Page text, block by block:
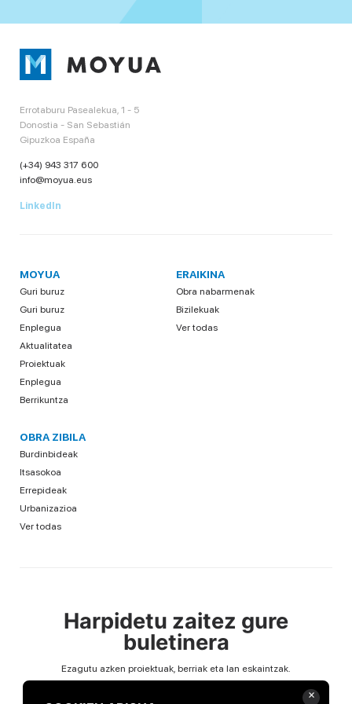
Errotaburu Pasealekua, 1 - 5
Donostia - San Sebastián
Gipuzkoa España
(+34) 943 317 600
info@moyua.eus
LinkedIn
MOYUA
Guri buruz
Guri buruz
Enplegua
Aktualitatea
Proiektuak
Enplegua
Berrikuntza
ERAIKINA
Obra nabarmenak
Bizilekuak
Ver todas
OBRA ZIBILA
Burdinbideak
Itsasokoa
Errepideak
Urbanizazioa
Ver todas
Harpidetu zaitez gure
buletinera
Ezagutu azken proiektuak, berriak eta lan eskaintzak.
×